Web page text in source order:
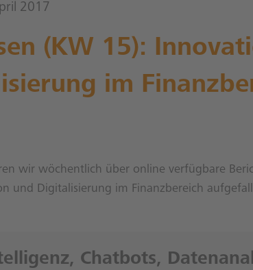
2017
(KW 15):
im
wir wöchentlich über online verfügbare
und Digitalisierung im Finanzbereich
Chatbots,